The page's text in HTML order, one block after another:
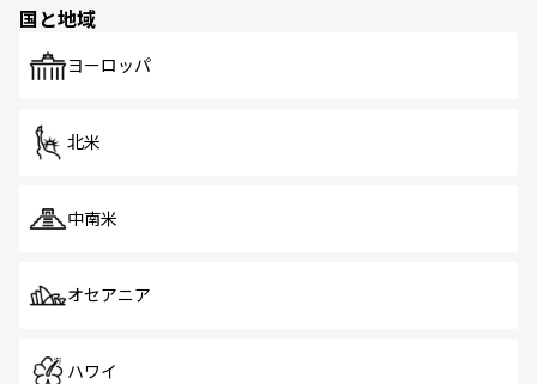
国と地域
ヨーロッパ
北米
中南米
オセアニア
ハワイ